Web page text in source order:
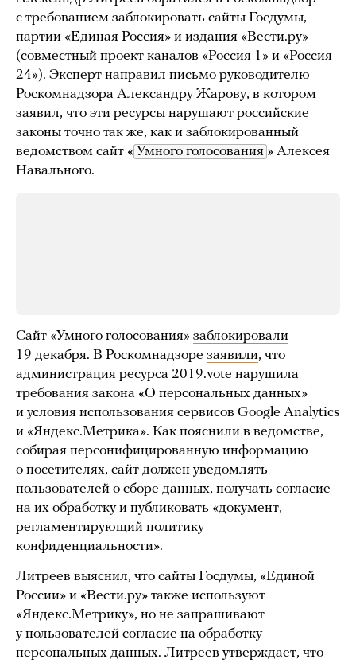
с требованием заблокировать сайты Госдумы,
партии «Единая Россия» и издания «Вести.ру»
(совместный проект каналов «Россия 1» и «Россия
24»). Эксперт направил письмо руководителю
Роскомнадзора Александру Жарову, в котором
заявил, что эти ресурсы нарушают российские
законы точно так же, как и заблокированный
ведомством сайт « Умного голосования » Алексея
Навального.
Сайт «Умного голосования» заблокировали
19 декабря. В Роскомнадзоре заявили, что
администрация ресурса 2019.vote нарушила
требования закона «О персональных данных»
и условия использования сервисов Google Analytics
и «Яндекс.Метрика». Как пояснили в ведомстве,
собирая персонифицированную информацию
о посетителях, сайт должен уведомлять
пользователей о сборе данных, получать согласие
на их обработку и публиковать «документ,
регламентирующий политику
конфиденциальности».
Литреев выяснил, что сайты Госдумы, «Единой
России» и «Вести.ру» также используют
«Яндекс.Метрику», но не запрашивают
у пользователей согласие на обработку
персональных данных. Литреев утверждает, что